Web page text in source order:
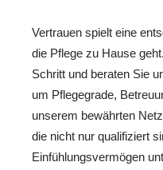
Vertrauen spielt eine
die Pflege zu Hause
Schritt und beraten Sie
um Pflegegrade,
unserem bewährten
die nicht nur qualifiziert
Einfühlungsvermögen